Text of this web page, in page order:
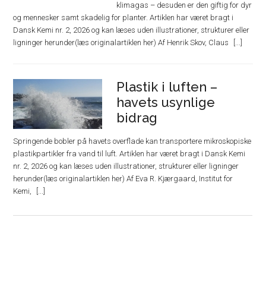
klimagas – desuden er den giftig for dyr
og mennesker samt skadelig for planter. Artiklen har været bragt i
Dansk Kemi nr. 2, 2026 og kan læses uden illustrationer, strukturer eller
ligninger herunder(læs originalartiklen her) Af Henrik Skov, Claus
Plastik i luften –
havets usynlige
bidrag
Springende bobler på havets overflade kan transportere mikroskopiske
plastikpartikler fra vand til luft. Artiklen har været bragt i Dansk Kemi
nr. 2, 2026 og kan læses uden illustrationer, strukturer eller ligninger
herunder(læs originalartiklen her) Af Eva R. Kjærgaard, Institut for
Kemi,